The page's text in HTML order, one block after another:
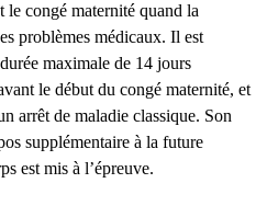
le congé maternité quand la
problèmes médicaux. Il est
maximale de 14 jours
le début du congé maternité, et
arrêt de maladie classique. Son
supplémentaire à la future
est mis à l’épreuve.